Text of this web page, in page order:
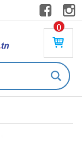
0
PR
DU
IT(
S)